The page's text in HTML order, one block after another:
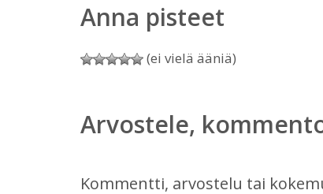
Anna pisteet
(ei vielä ääniä)
Arvostele,
Kommentti, arvostelu tai